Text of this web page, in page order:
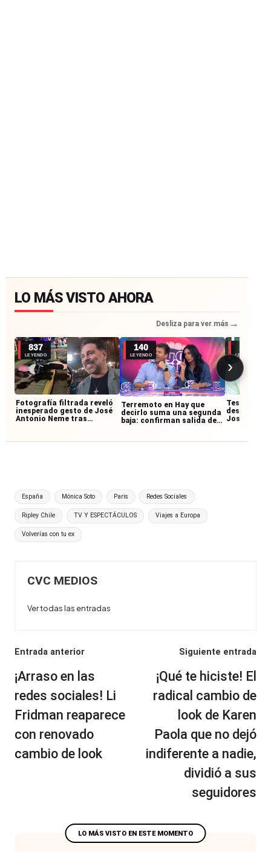
LO MÁS VISTO AHORA
Desliza para ver más →
837
LEYENDO
Fotografía filtrada reveló
inesperado gesto de José
Antonio Neme tras
140
LEYENDO
Terremoto en Hay que
decirlo suma una segunda
baja: confirman salida de
127
LEYENDO
Testigos
José
›
Etiquetas:
España Mónica Soto Paris Redes Sociales
Ripley Chile TV Y ESPECTÁCULOS Viajes a Europa
Volverías con tu ex
CVC MEDIOS
Ver todas las entradas
Navegación
de
entradas
Entrada anterior
¡Arraso en las
redes sociales! Li
Fridman reaparece
con renovado
cambio de look
Siguiente entrada
¡Qué te hiciste! El
radical cambio de
look de Karen
Paola que no dejó
indiferente a nadie,
dividió a sus
seguidores